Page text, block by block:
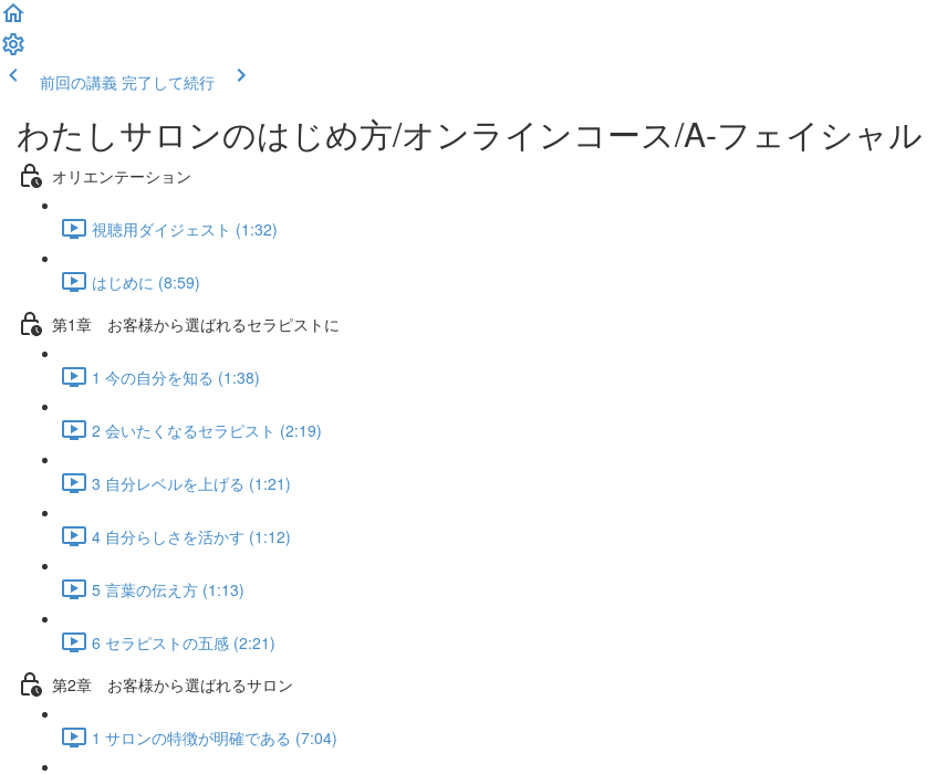
前回の講義 完了して続行
わたしサロンのはじめ方/オンラインコース/A-フェイシャル
オリエンテーション
視聴用ダイジェスト (1:32)
はじめに (8:59)
第1章 お客様から選ばれるセラピストに
1 今の自分を知る (1:38)
2 会いたくなるセラピスト (2:19)
3 自分レベルを上げる (1:21)
4 自分らしさを活かす (1:12)
5 言葉の伝え方 (1:13)
6 セラピストの五感 (2:21)
第2章 お客様から選ばれるサロン
1 サロンの特徴が明確である (7:04)